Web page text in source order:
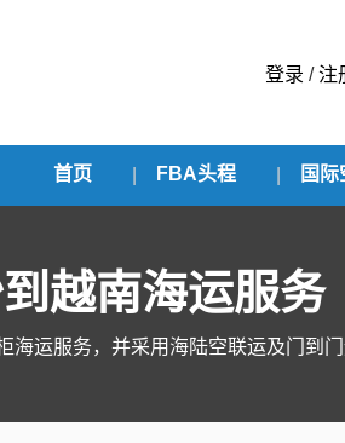
登录 /注
首页 FBA头程 国际
越南海运服务
海运服务，并采用海陆空联运及门到